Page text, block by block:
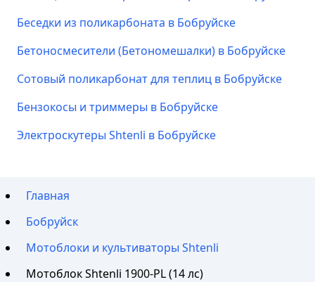
Беседки из поликарбоната в Бобруйске
Бетоносмесители (Бетономешалки) в Бобруйске
Сотовый поликарбонат для теплиц в Бобруйске
Бензокосы и триммеры в Бобруйске
Электроскутеры Shtenli в Бобруйске
Главная
Бобруйск
Мотоблоки и культиваторы Shtenli
Мотоблок Shtenli 1900-PL (14 лс)